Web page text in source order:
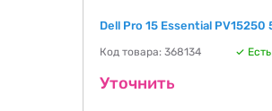
Dell Pro 15 Essential PV15250
Код товара: 368134
Уточнить